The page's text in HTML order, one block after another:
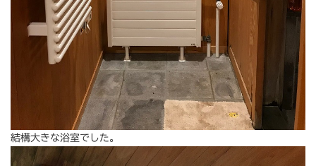
結構大きな浴室でした。